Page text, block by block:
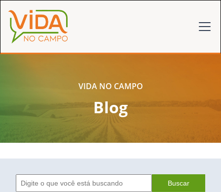
VIDA NO CAMPO
Blog
Buscar